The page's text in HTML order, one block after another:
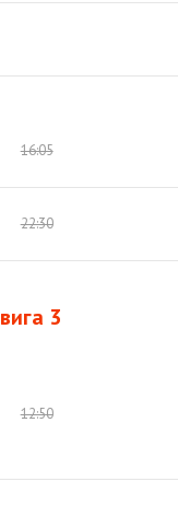
16:05
22:30
3
12:50